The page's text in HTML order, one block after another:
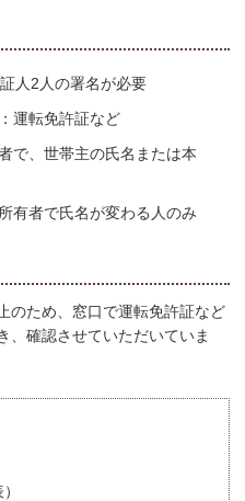
人2人の署名が必要
運転免許証など
で、世帯主の氏名または本
有者で氏名が変わる人のみ
のため、窓口で運転免許証など
、確認させていただいていま